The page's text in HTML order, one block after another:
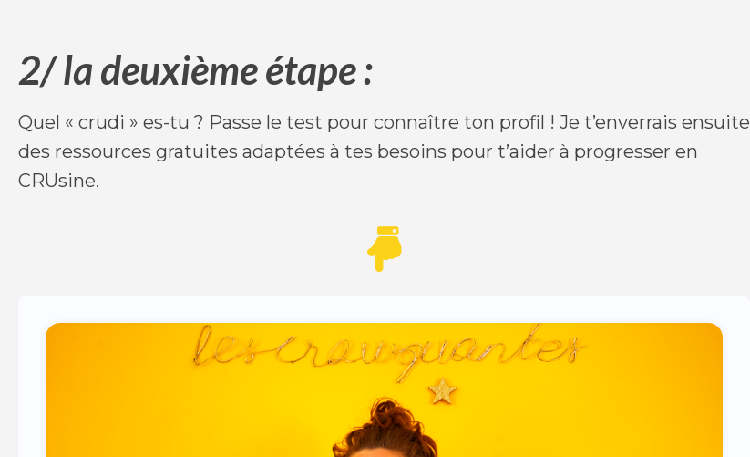
2/ la deuxième étape :
Quel « crudi » es-tu ? Passe le test pour connaître ton profil ! Je t’enverrais ensuite
des ressources gratuites adaptées à tes besoins pour t’aider à progresser en
CRUsine.